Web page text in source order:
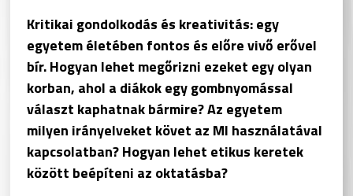
Kritikai gondolkodás és kreativitás: egy
egyetem életében fontos és előre vivő erővel
bír. Hogyan lehet megőrizni ezeket egy olyan
korban, ahol a diákok egy gombnyomással
választ kaphatnak bármire? Az egyetem
milyen irányelveket követ az MI használatával
kapcsolatban? Hogyan lehet etikus keretek
között beépíteni az oktatásba?